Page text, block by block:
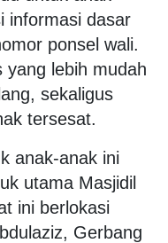
informasi dasar
ponsel wali.
yang lebih mudah
sekaligus
tersesat.
anak-anak ini
utama Masjidil
ini berlokasi
Gerbang